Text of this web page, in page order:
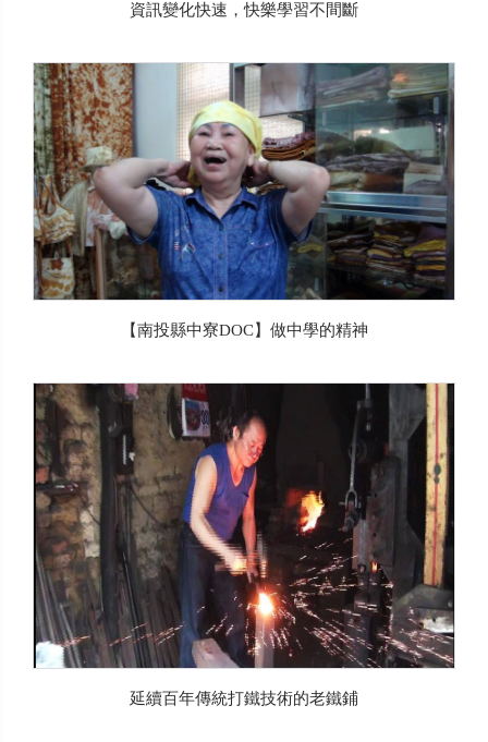
資訊變化快速，快樂學習不間斷
【南投縣中寮DOC】做中學的精神
延續百年傳統打鐵技術的老鐵鋪